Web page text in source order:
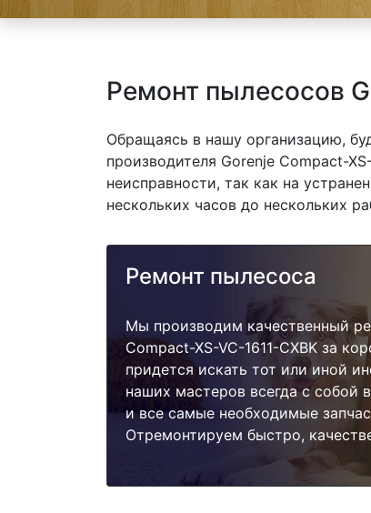
Ремонт пылесосов
Обращаясь в нашу организацию,
производителя Gorenje Compact-
неисправности, так как на
нескольких часов до нескольких
Ремонт пылесоса
Мы производим качественный
Compact-XS-VC-1611-CXBK за
придется искать тот или иной
наших мастеров всегда с собой
и все самые необходимые
Отремонтируем быстро,